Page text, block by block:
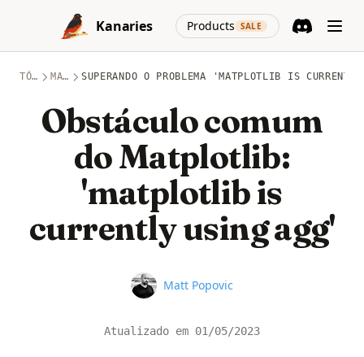
Skip to content
Kanaries
Products SALE
(opens in a
TÓPICOS MATPLOTLIB SUPERANDO O PROBLEMA 'MATPLOTLIB IS
Obstáculo comum
do Matplotlib:
'matplotlib is
currently using agg'
Name
Matt Popovic
Atualizado em 01/05/2023